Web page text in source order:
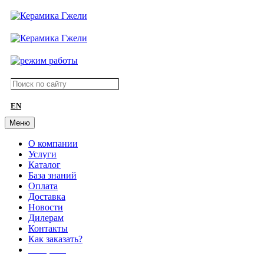
EN
Меню
О компании
Услуги
Каталог
База знаний
Оплата
Доставка
Новости
Дилерам
Контакты
Как заказать?